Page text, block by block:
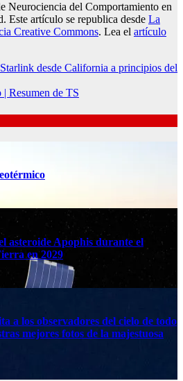
Neurociencia del Comportamiento en
Este artículo se republica desde La
Creative Commons. Lea el artículo
desde California a principios del
Resumen de TS
asteroide Apophis durante el
en 2029
a los observadores del cielo de todo
mejores fotos de la majestuosa